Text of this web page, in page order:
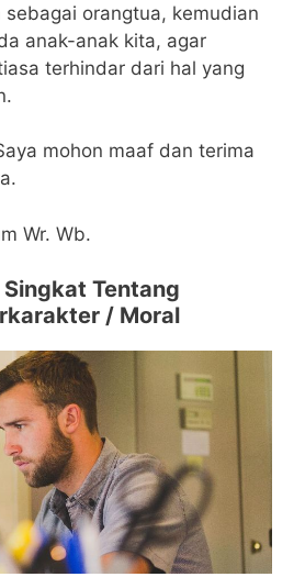
sebagai orangtua, kemudian
anak-anak kita, agar
terhindar dari hal yang
mohon maaf dan terima
Wr. Wb.
Tentang
/ Moral